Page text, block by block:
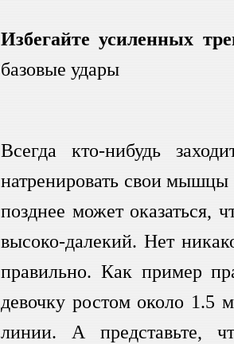
Избегайте усиленных
базовые удары
Всегда кто-нибудь
натренировать свои
позднее может оказаться,
высоко-далекий. Нет
правильно. Как пример
девочку ростом около 1.5
линии. А представьте,